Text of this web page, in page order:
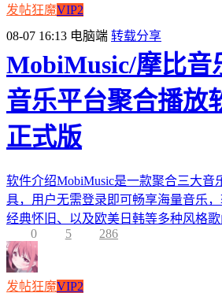
发帖狂魔VIP2
08-07 16:13 电脑端 转载分享
MobiMusic/摩比音
音乐平台聚合播放
正式版
软件介绍MobiMusic是一款聚合三大音
具，用户无需登录即可畅享海量音乐，
经典怀旧、以及欧美日韩等多种风格
0
5 286
发帖狂魔VIP2